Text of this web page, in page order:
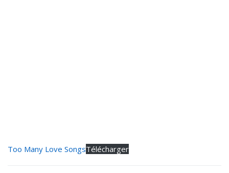
Too Many Love SongsTélécharger